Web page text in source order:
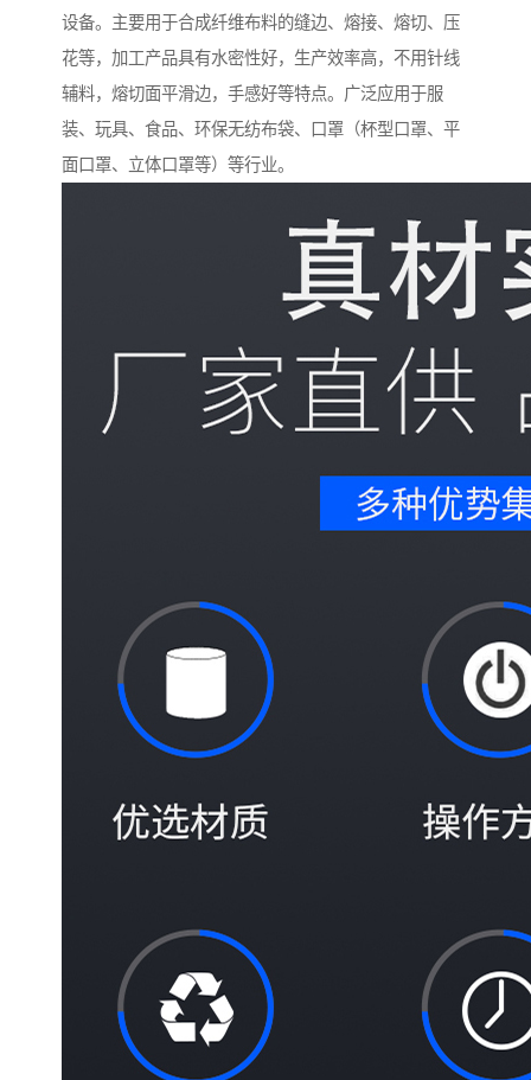
设备。主要用于合成纤维布料的缝边、熔接、熔切、压
花等，加工产品具有水密性好，生产效率高，不用针线
辅料，熔切面平滑边，手感好等特点。广泛应用于服
装、玩具、食品、环保无纺布袋、口罩（杯型口罩、平
面口罩、立体口罩等）等行业。